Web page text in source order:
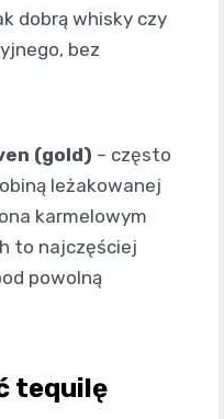
dobrą whisky czy
bez
(gold) – często
leżakowanej
karmelowym
to najczęściej
powolną
tequilę